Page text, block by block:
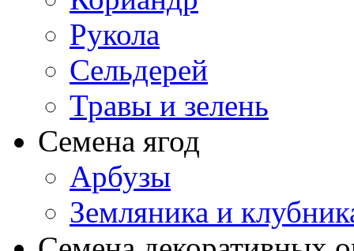
Рукола
Сельдерей
Травы и зелень
Семена ягод
Арбузы
Земляника и